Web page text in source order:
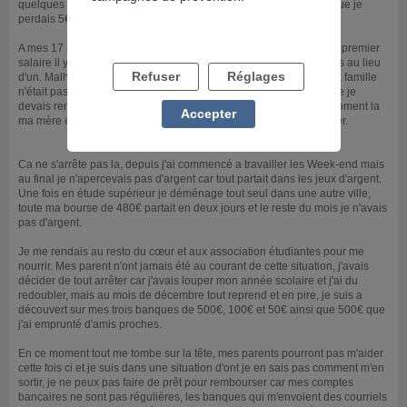
quelques euro mais issue d'une famille très modeste même lorsque je
perdais 5€ c'était une somme assez importante pour moi.
A mes 17 ans j'ai trouvé un boulot d'été, lorsque j'ai reçu mon tout premier
salaire il y a eu une erreur, effectivement j'avais reçu deux salaires au lieu
d'un. Malheureusement j'ai tout gaspillé dans les paris sportifs ma famille
n'était pas au courant. Une fois qu'ils ont appris la nouvelle de que je
devais rembourser un trop reçu de 1500€ c'était le drame. A ce moment la
ma mère et ma grande sœur m'ont donné l'argent pour rembourser.
Ca ne s'arrête pas la, depuis j'ai commencé a travailler les Week-end mais
au final je n'apercevais pas d'argent car tout partait dans les jeux d'argent.
Une fois en étude supérieur je déménage tout seul dans une autre ville,
toute ma bourse de 480€ partait en deux jours et le reste du mois je n'avais
pas d'argent.
Je me rendais au resto du cœur et aux association étudiantes pour me
nourrir. Mes parent n'ont jamais été au courant de cette situation, j'avais
décider de tout arrêter car j'avais louper mon année scolaire et j'ai du
redoubler, mais au mois de décembre tout reprend et en pire, je suis a
découvert sur mes trois banques de 500€, 100€ et 50€ ainsi que 500€ que
j'ai emprunté d'amis proches.
En ce moment tout me tombe sur la tête, mes parents pourront pas m'aider
cette fois ci et je suis dans une situation d'ont je en sais pas comment m'en
sortir, je ne peux pas faire de prêt pour rembourser car mes comptes
bancaires ne sont pas régulières, les banques qui m'envoient des courriels
Refuser Réglages
Accepter